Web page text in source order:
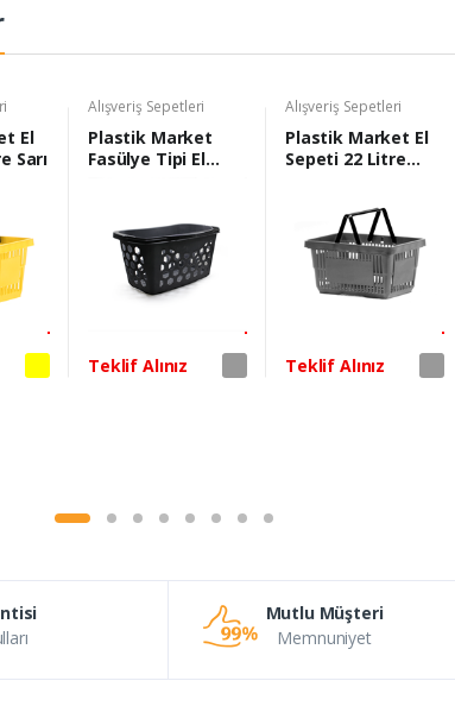
El
Sarı
Alışveriş Sepetleri
Plastik Market
Fasülye Tipi El
Teklif Alınız
Alışveriş Sepetleri
Plastik Market El
Sepeti 22 Litre
Teklif Alınız
Mutlu Müşteri
Memnuniyet